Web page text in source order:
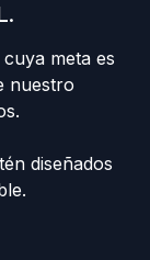
meta es
nuestro
diseñados